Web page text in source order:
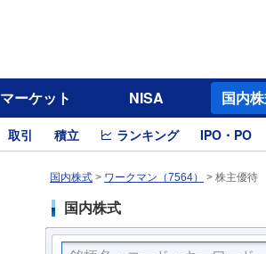
マーケット NISA 国内
取引 積立 ランキング IPO・PO
国内株式 > ワークマン（7564） > 株主優待
国内株式